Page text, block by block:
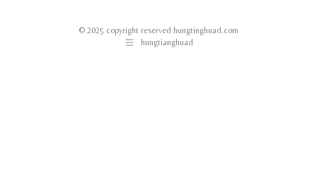
© 2025 copyright reserved hungtinghuad.com
hungtianghuad